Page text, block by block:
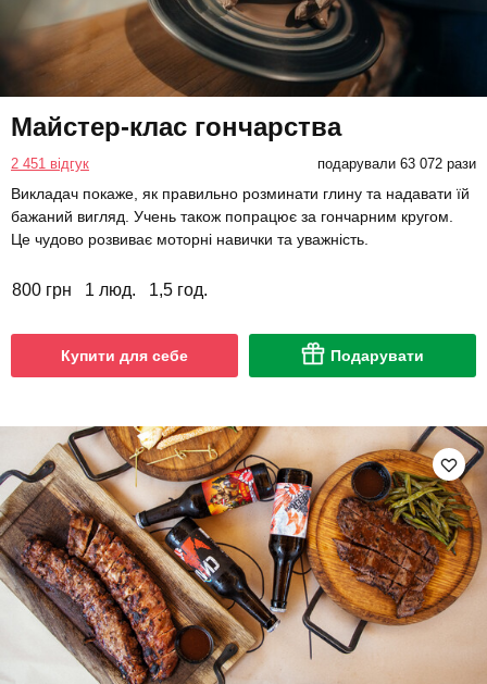
Майстер-клас гончарства
2 451 відгук подарували 63 072 рази
Викладач покаже, як правильно розминати глину та надавати їй
бажаний вигляд. Учень також попрацює за гончарним кругом.
Це чудово розвиває моторні навички та уважність.
800 грн 1 люд. 1,5 год.
Купити для себе Подарувати